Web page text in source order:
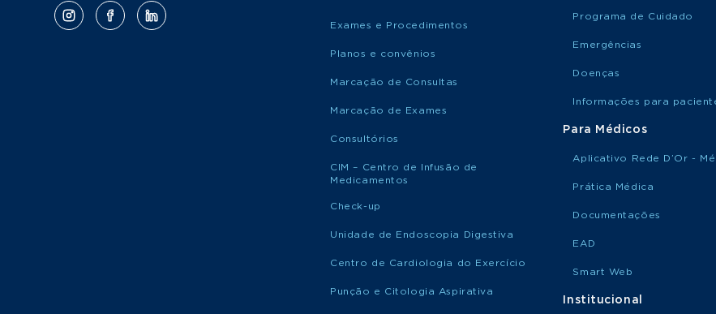
Exames e Procedimentos
Planos e convênios
Marcação de Consultas
Marcação de Exames
Consultórios
CIM – Centro de Infusão de
Medicamentos
Check-up
Unidade de Endoscopia Digestiva
Centro de Cardiologia do Exercício
Punção e Citologia Aspirativa
Programa de Cuidado
Emergências
Doenças
Informações para
Para Médicos
Aplicativo Rede D’Or -
Prática Médica
Documentações
EAD
Smart Web
Institucional